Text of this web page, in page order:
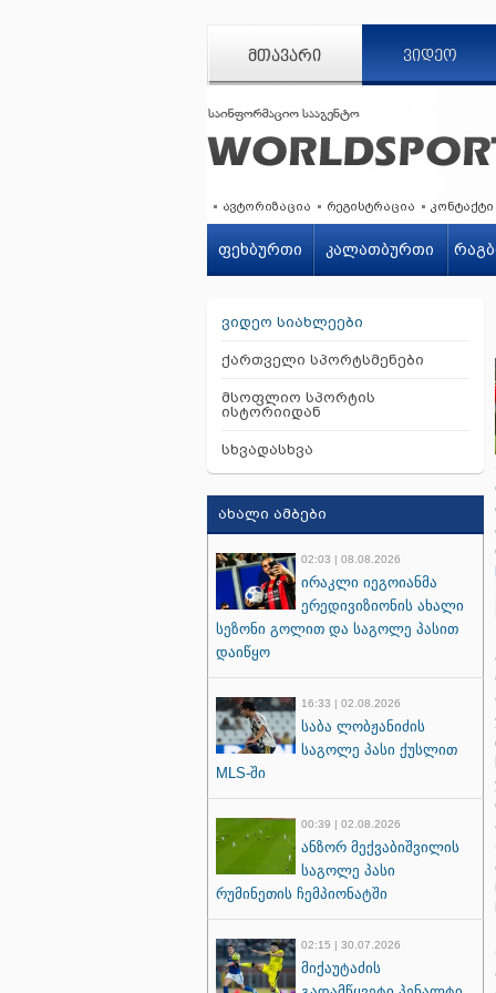
ᲛᲗᲐᲕᲐᲠᲘ ᲕᲘᲓᲔᲝ
ავტორიზაცია რეგისტრაცია კონტაქტი
ფეხბურთი კალათბურთი
ვიდეო სიახლეები
ქართველი სპორტსმენები
მსოფლიო სპორტის
ისტორიიდან
სხვადასხვა
ახალი ამბები
02:03 | 08.08.2026
ირაკლი იეგოიანმა
ერედივიზიონის ახალი
სეზონი გოლით და საგოლე პასით
დაიწყო
16:33 | 02.08.2026
საბა ლობჟანიძის
საგოლე პასი ქუსლით
MLS-ში
00:39 | 02.08.2026
ანზორ მექვაბიშვილის
საგოლე პასი
რუმინეთის ჩემპიონატში
02:15 | 30.07.2026
მიქაუტაძის